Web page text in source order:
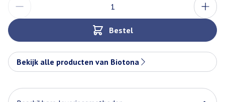
Bestel
Bekijk alle producten van Biotona